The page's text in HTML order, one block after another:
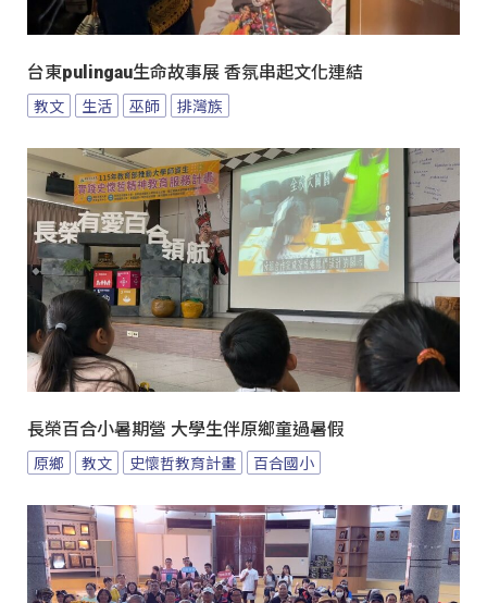
台東pulingau生命故事展 香氛串起文化連結
教文 生活 巫師 排灣族
長榮百合小暑期營 大學生伴原鄉童過暑假
原鄉 教文 史懷哲教育計畫 百合國小